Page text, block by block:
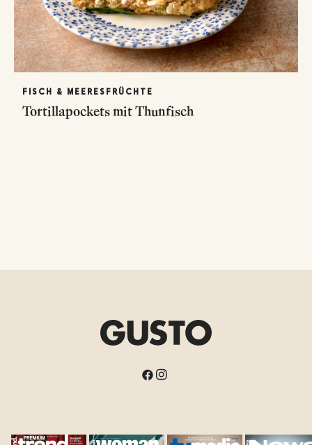
FISCH & MEERESFRÜCHTE
Tortillapockets mit Thunfisch